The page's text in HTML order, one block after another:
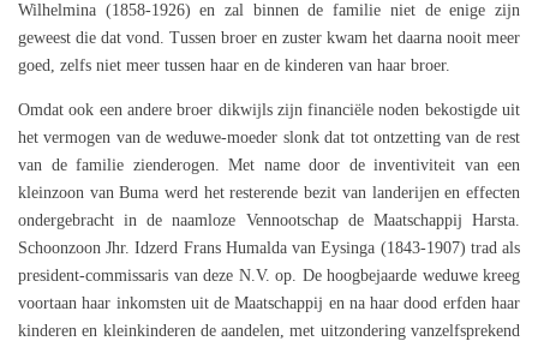
Wilhelmina (1858-1926) en zal binnen de familie niet de enige zijn
geweest die dat vond. Tussen broer en zuster kwam het daarna nooit meer
goed, zelfs niet meer tussen haar en de kinderen van haar broer.
Omdat ook een andere broer dikwijls zijn financiële noden bekostigde uit
het vermogen van de weduwe-moeder slonk dat tot ontzetting van de rest
van de familie zienderogen. Met name door de inventiviteit van een
kleinzoon van Buma werd het resterende bezit van landerijen en effecten
ondergebracht in de naamloze Vennootschap de Maatschappij Harsta.
Schoonzoon Jhr. Idzerd Frans Humalda van Eysinga (1843-1907) trad als
president-commissaris van deze N.V. op. De hoogbejaarde weduwe kreeg
voortaan haar inkomsten uit de Maatschappij en na haar dood erfden haar
kinderen en kleinkinderen de aandelen, met uitzondering vanzelfsprekend